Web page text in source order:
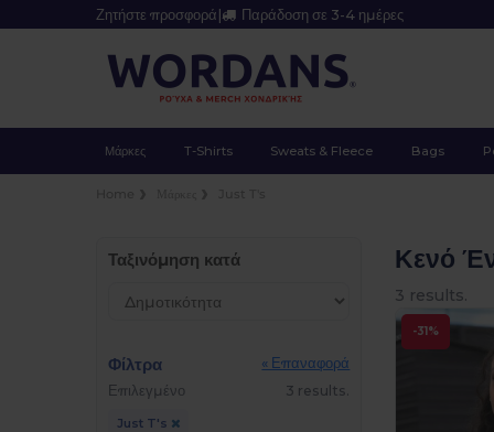
Ζητήστε προσφορά | Παράδοση σε 3-4 ημέρες
Μάρκες T-Shirts Sweats & Fleece Bags
Ταξινόμηση κατά
Φίλτρα
« Επαναφορά
Επιλεγμένο
3 results.
Just T's
Κενό
3 results.
-31%